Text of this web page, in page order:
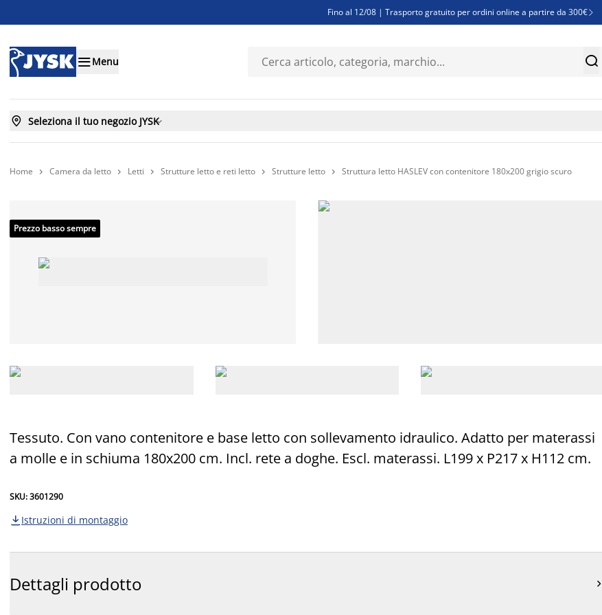
Fino al 12/08 | Trasporto gratuito per ordini online a partire da 300€ 
Finanziamenti - Scegli il piano di rimborso più adatto a te
Menu 
 Seleziona il tuo negozio JYSK
Home  Camera da letto  Letti  Strutture letto e reti letto  Strutture letto  Struttura letto HASLEV con contenitore 180x200 grigio scuro
Prezzo basso sempre
Tessuto. Con vano contenitore e base letto con sollevamento idraulico. Adatto per materassi
a molle e in schiuma 180x200 cm. Incl. rete a doghe. Escl. materassi. L199 x P217 x H112 cm.
SKU: 3601290
 Istruzioni di montaggio
Dettagli prodotto 